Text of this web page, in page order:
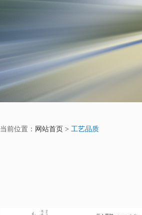
当前位置： 网站首页 > 工艺品质